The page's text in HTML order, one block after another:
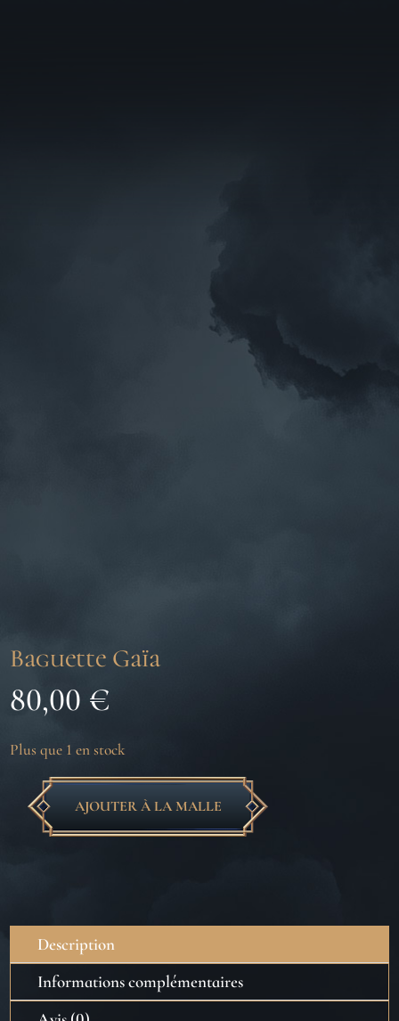
Baguette Gaïa
80,00 €
Plus que 1 en stock
quantité
AJOUTER À LA MALLE
Description
Informations complémentaires